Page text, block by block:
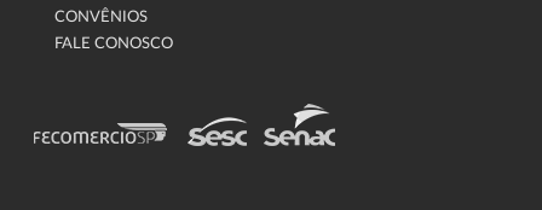
CONVÊNIOS
FALE CONOSCO